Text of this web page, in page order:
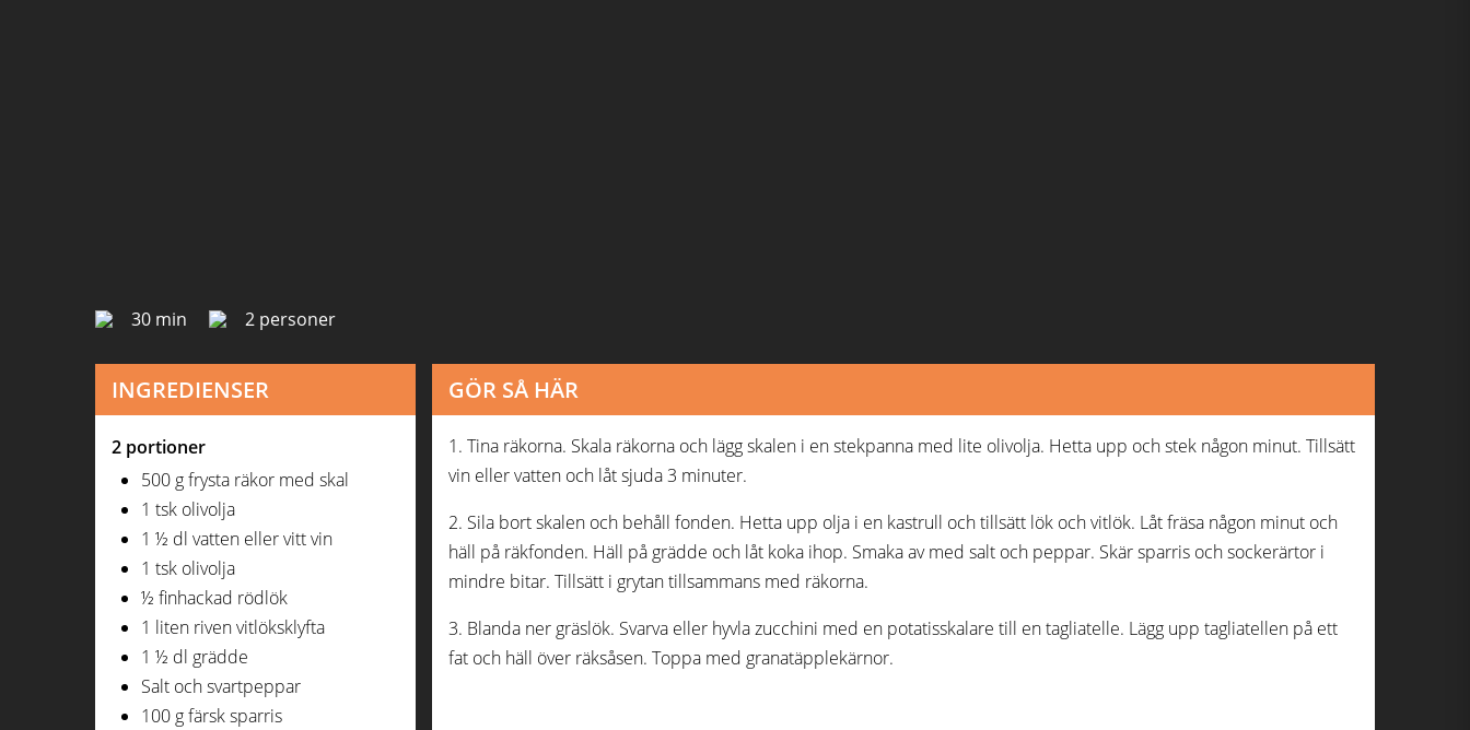
30 min 2 personer
INGREDIENSER
2 portioner
500 g frysta räkor med skal
1 tsk olivolja
1 ½ dl vatten eller vitt vin
1 tsk olivolja
½ finhackad rödlök
1 liten riven vitlöksklyfta
1 ½ dl grädde
Salt och svartpeppar
100 g färsk sparris
GÖR SÅ HÄR
1. Tina räkorna. Skala räkorna och lägg skalen i en stekpanna med lite olivolja. Hetta upp och stek någon minut. Tillsätt
vin eller vatten och låt sjuda 3 minuter.
2. Sila bort skalen och behåll fonden. Hetta upp olja i en kastrull och tillsätt lök och vitlök. Låt fräsa någon minut och
häll på räkfonden. Häll på grädde och låt koka ihop. Smaka av med salt och peppar. Skär sparris och sockerärtor i
mindre bitar. Tillsätt i grytan tillsammans med räkorna.
3. Blanda ner gräslök. Svarva eller hyvla zucchini med en potatisskalare till en tagliatelle. Lägg upp tagliatellen på ett
fat och häll över räksåsen. Toppa med granatäpplekärnor.